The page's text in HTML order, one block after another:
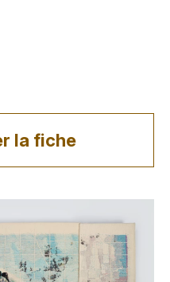
la fiche